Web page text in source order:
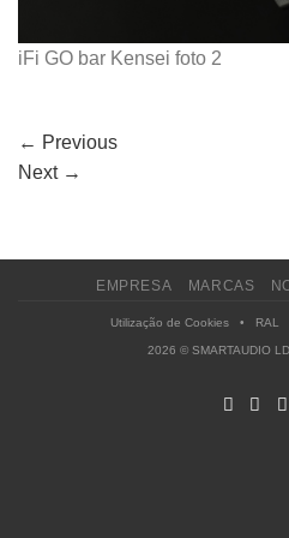
iFi GO bar Kensei foto 2
← Previous
Next →
EMPRESA MARCAS
Utilização de Cookies• RAL
2026 ©